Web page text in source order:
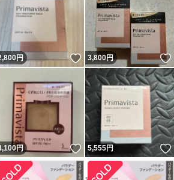
ね！
円 いいね！
3,800円
ね！
円 いいね！
5,555円